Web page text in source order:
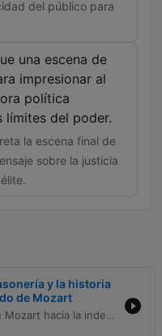
del público para
una escena de
impresionar al
política
límites del poder.
la escena final de
sobre la justicia
y la historia
de Mozart
Este episodio explora la transición de Mozart hacia la independencia profesional en Viena, detallando su ruptura con el arzobispo Coloredo y su adopción de un estilo de vida autónomo bajo los ideales de la Ilustración y la masonería. Asimismo, se analiza cómo sus obras maestras, como Las bodas de Fígaro y Don Giovanni, funcionaron como reflejos de las tensiones sociales de la época, capturando el cuestionamiento a las jerarquías aristocráticas y al poder absoluto en un periodo previo a la Revolución Francesa.